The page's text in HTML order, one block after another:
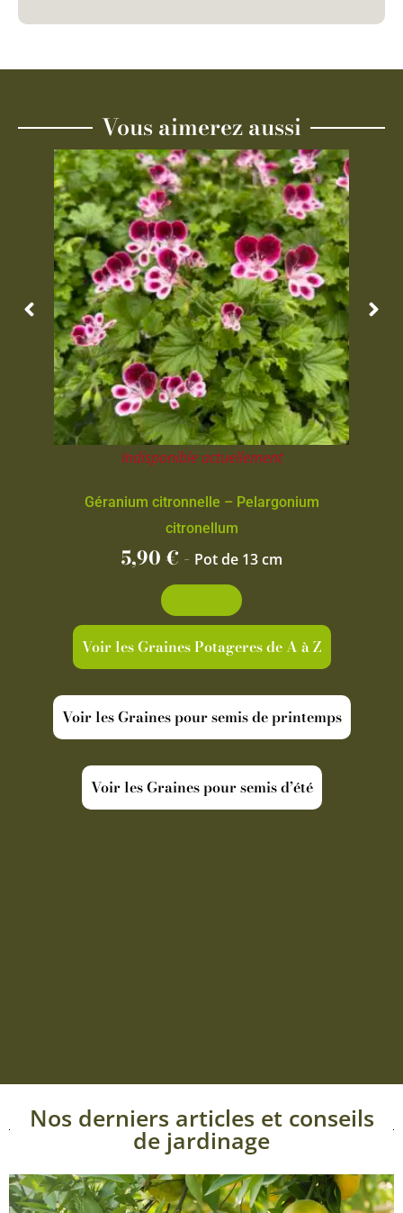
Vous aimerez aussi
Indisponible actuellement
Géranium citronnelle – Pelargonium
citronellum
5,90€ - Pot de 13 cm
Voir les Graines Potageres de A à Z
Voir les Graines pour semis de printemps
Voir les Graines pour semis d’été
Nos derniers articles et conseils
de jardinage